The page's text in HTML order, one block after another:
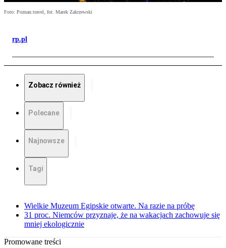
Foto: Poznan.travel, fot. Marek Zakrzewski
rp.pl
Zobacz również
Polecane
Najnowsze
Tagi
Wielkie Muzeum Egipskie otwarte. Na razie na próbę
31 proc. Niemców przyznaje, że na wakacjach zachowuje się
mniej ekologicznie
Promowane treści